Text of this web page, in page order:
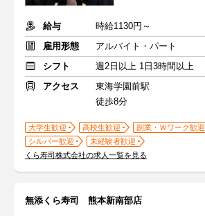
給与
時給1130円～
雇用形態
アルバイト・パート
シフト
週2日以上 1日3時間以上
アクセス
東海学園前駅
徒歩8分
大学生歓迎 高校生歓迎
副業・Ｗワーク歓迎
シルバー歓迎
未経験者歓迎
くら寿司株式会社の求人一覧を見る
無添くら寿司 熊本新南部店